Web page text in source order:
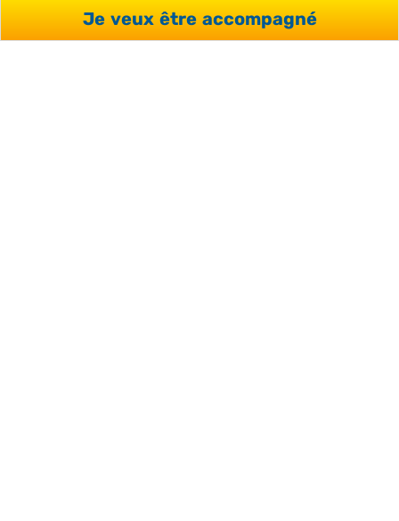
Télécharger la page au format
Je veux être accompagné